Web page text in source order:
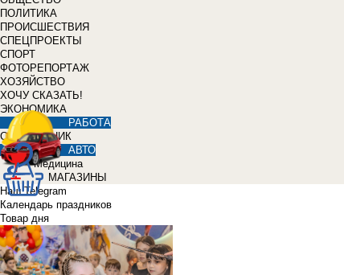
ПОЛИТИКА
ПРОИСШЕСТВИЯ
СПЕЦПРОЕКТЫ
СПОРТ
ФОТОРЕПОРТАЖ
ХОЗЯЙСТВО
ХОЧУ СКАЗАТЬ!
ЭКОНОМИКА
РАБОТА
СПРАВОЧНИК
АВТО
Медицина
МАГАЗИНЫ
Наш Telegram
Календарь праздников
Товар дня